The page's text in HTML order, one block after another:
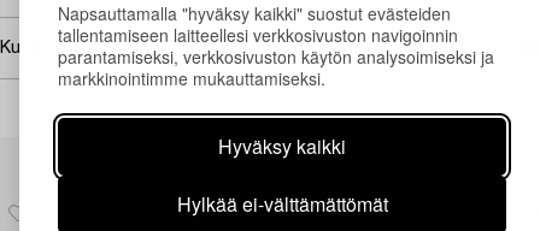
Napsauttamalla "hyväksy kaikki" suostut evästeiden
tallentamiseen laitteellesi verkkosivuston navigoinnin
parantamiseksi, verkkosivuston käytön analysoimiseksi ja
markkinointimme mukauttamiseksi.
Hyväksy kaikki
Hylkää ei-välttämättömät
Kuvan käyttöoikeudet
Muiden katsomia kohteita